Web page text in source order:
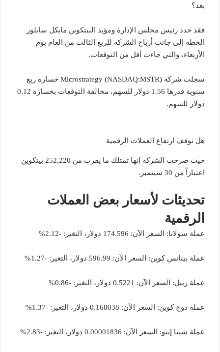
بعد؟
فقد حدد رئيس مجلس الإدارة ومؤيد البيتكوين مايكل سايلور
الخطة إلى جانب أرباح الشركة للربع الثالث من العام يوم
الأربعاء، والتي جاءت أقل من التوقعات.
سجلت شركة Microstrategy (NASDAQ:MSTR) خسارة ربع
سنوية قدرها 1.56 دولار للسهم، مخالفة التوقعات بخسارة 0.12
دولار للسهم.
هل توقف ارتفاع العملات الرقمية
حيث صرحت الشركة إنها تمتلك ما يقرب من 252,220 بيتكوين
اعتباراً من 30 سبتمبر.
تحديثات لأسعار بعض العملات
الرقمية
عملة سولانا: السعر الآن: 174.596 دولار، التغير: -2.12%
عملة بينانس كوين: السعر الآن: 596.99 دولار، التغير: -1.27%
عملة ريبل: السعر الآن: 0.5221 دولار، التغير: -0.86%
عملة دوج كوين: السعر الآن: 0.168038 دولار، التغير: -1.37%
عملة شيبا إينو: السعر الآن: 0.00001836 دولار، التغير: -2.83%